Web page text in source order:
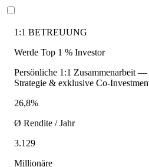
1:1 BETREUUNG
Werde Top 1 % Investor
Persönliche 1:1 Zusammenarbeit
Strategie & exklusive Co-
26,8%
Ø Rendite / Jahr
3.129
Millionäre